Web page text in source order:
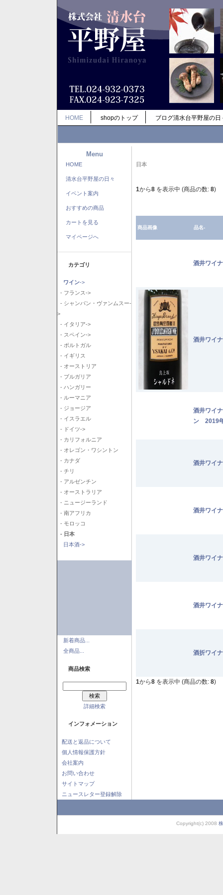
HOME shopのトップ ブログ清水台平野屋の日
Menu
HOME
清水台平野屋の日々
イベント案内
おすすめの商品
カートを見る
マイページへ
カテゴリ
ワイン->
- フランス->
- シャンパン・ヴァンムスー-
>
- イタリア->
- スペイン->
- ポルトガル
- イギリス
- オーストリア
- ブルガリア
- ハンガリー
- ルーマニア
- ジョージア
- イスラエル
- ドイツ->
- カリフォルニア
- オレゴン・ワシントン
- カナダ
- チリ
- アルゼンチン
- オーストラリア
- ニュージーランド
- 南アフリカ
- モロッコ
- 日本
日本酒->
新着商品...
全商品...
商品検索
詳細検索
インフォメーション
配送と返品について
個人情報保護方針
会社案内
お問い合わせ
サイトマップ
ニュースレター登録解除
日本
1から8 を表示中 (商品の数: 8)
商品画像 品名-
酒井ワイ
酒井ワイ
酒井ワイ
ン 2019
酒井ワイ
酒井ワイ
酒井ワイ
酒井ワイ
酒折ワイ
1から8 を表示中 (商品の数: 8)
Copyright(c) 2008